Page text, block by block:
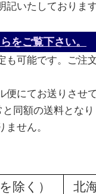
記いたしておりま
をご覧下さい。
も可能です。ご注
便にてお送りさせ
同額の送料とな
せん。
除く）
北